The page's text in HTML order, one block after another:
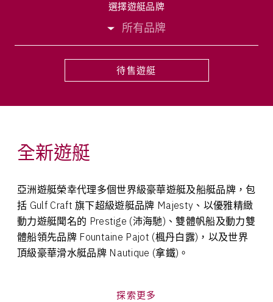
選擇遊艇品牌
所有品牌
待售遊艇
全新遊艇
亞洲遊艇榮幸代理多個世界級豪華遊艇及船艇品牌，包
括 Gulf Craft 旗下超級遊艇品牌 Majesty、以優雅精緻
動力遊艇聞名的 Prestige (沛海馳)、雙體帆船及動力雙
體船領先品牌 Fountaine Pajot (楓丹白露)，以及世界
頂級豪華滑水艇品牌 Nautique (拿鐵)。
探索更多